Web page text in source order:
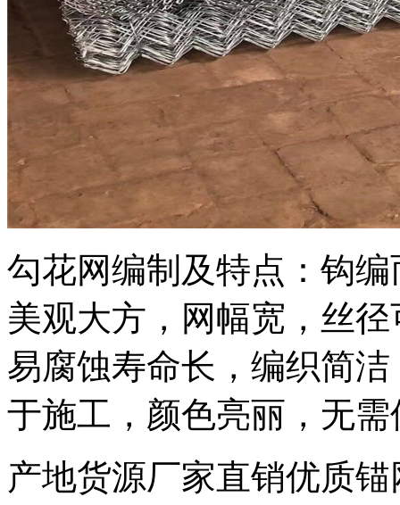
勾花网编制及特点：钩
美观大方，网幅宽，丝
易腐蚀寿命长，编织简
于施工，颜色亮丽，无
产地货源厂家直销优质